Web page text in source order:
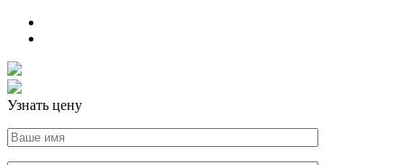
Узнать цену